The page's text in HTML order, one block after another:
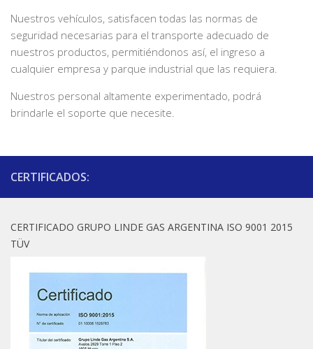
Nuestros vehículos, satisfacen todas las normas de
seguridad necesarias para el transporte adecuado de
nuestros productos, permitiéndonos así, el ingreso a
cualquier empresa y parque industrial que las requiera.
Nuestros personal altamente experimentado, podrá
brindarle el soporte que necesite.
CERTIFICADOS:
CERTIFICADO GRUPO LINDE GAS ARGENTINA ISO 9001 2015
TÜV